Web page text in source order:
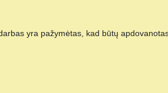
yra pažymėtas, kad būtų